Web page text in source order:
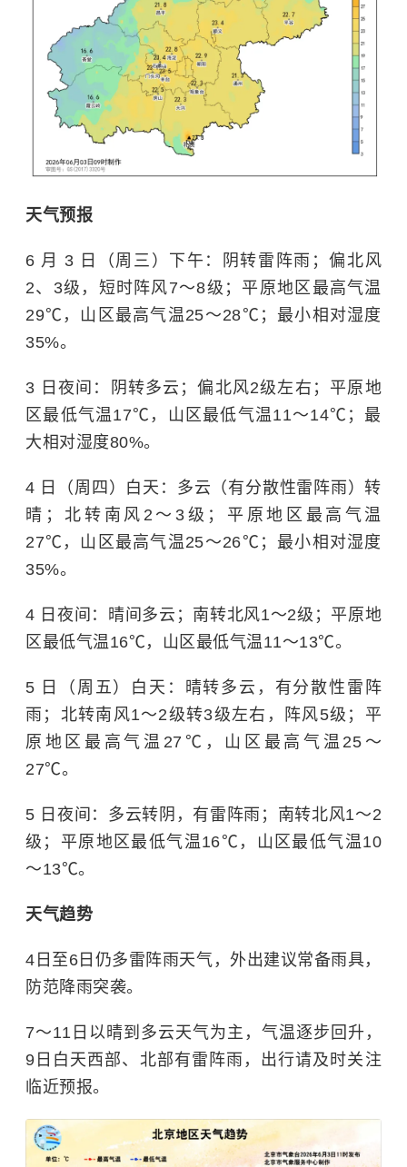
天气预报
6 月 3 日（周三）下午：阴转雷阵雨；偏北风
2、3级，短时阵风7～8级；平原地区最高气温
29℃，山区最高气温25～28℃；最小相对湿度
35%。
3 日夜间：阴转多云；偏北风2级左右；平原地
区最低气温17℃，山区最低气温11～14℃；最
大相对湿度80%。
4 日（周四）白天：多云（有分散性雷阵雨）转
晴；北转南风2～3级；平原地区最高气温
27℃，山区最高气温25～26℃；最小相对湿度
35%。
4 日夜间：晴间多云；南转北风1～2级；平原地
区最低气温16℃，山区最低气温11～13℃。
5 日（周五）白天：晴转多云，有分散性雷阵
雨；北转南风1～2级转3级左右，阵风5级；平
原地区最高气温27℃，山区最高气温25～
27℃。
5 日夜间：多云转阴，有雷阵雨；南转北风1～2
级；平原地区最低气温16℃，山区最低气温10
～13℃。
天气趋势
4日至6日仍多雷阵雨天气，外出建议常备雨具，
防范降雨突袭。
7～11日以晴到多云天气为主，气温逐步回升，
9日白天西部、北部有雷阵雨，出行请及时关注
临近预报。